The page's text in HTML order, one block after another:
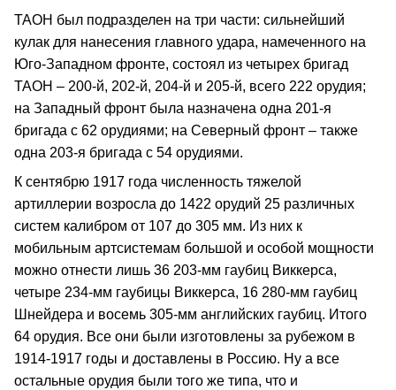
ТАОН был подразделен на три части: сильнейший
кулак для нанесения главного удара, намеченного на
Юго-Западном фронте, состоял из четырех бригад
ТАОН – 200-й, 202-й, 204-й и 205-й, всего 222 орудия;
на Западный фронт была назначена одна 201-я
бригада с 62 орудиями; на Северный фронт – также
одна 203-я бригада с 54 орудиями.
К сентябрю 1917 года численность тяжелой
артиллерии возросла до 1422 орудий 25 различных
систем калибром от 107 до 305 мм. Из них к
мобильным артсистемам большой и особой мощности
можно отнести лишь 36 203-мм гаубиц Виккерса,
четыре 234-мм гаубицы Виккерса, 16 280-мм гаубиц
Шнейдера и восемь 305-мм английских гаубиц. Итого
64 орудия. Все они были изготовлены за рубежом в
1914-1917 годы и доставлены в Россию. Ну а все
остальные орудия были того же типа, что и